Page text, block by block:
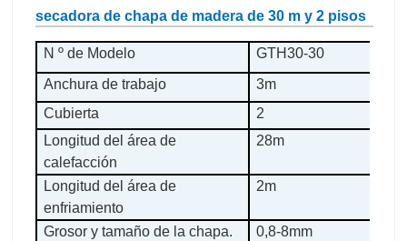
secadora de chapa de madera de 30 m y 2 pisos
N º de Modelo
GTH30-30
Anchura de trabajo
3m
Cubierta
2
Longitud del área de
calefacción
28m
Longitud del área de
enfriamiento
2m
Grosor y tamaño de la chapa.
0,8-8mm